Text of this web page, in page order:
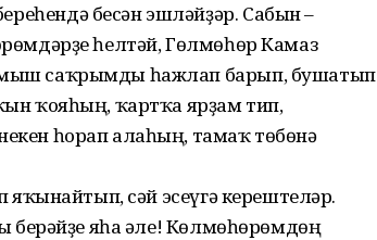
бесән эшләйҙәр. Сабын –
һелтәй, Гөлмөһөр Камаз
саҡрымды һажлап барып, бушатып
ҡояһың, ҡартҡа ярҙам тип,
һорап алаһың, тамаҡ төбөнә
яҡынайтып, сәй эсеүгә керештеләр.
берәйҙе яһа әле! Көлмөһөрөмдөң